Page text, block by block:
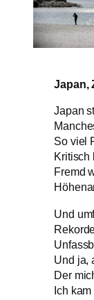
Japan,
Japan
So viel
Kritisch
Fremd
Und
Und ja,
Der
Ich